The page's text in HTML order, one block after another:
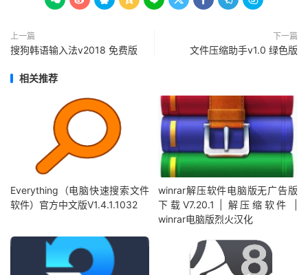
上一篇
搜狗韩语输入法v2018 免费版
下一篇
文件压缩助手v1.0 绿色版
相关推荐
Everything（电脑快速搜索文件
软件）官方中文版V1.4.1.1032
winrar解压软件电脑版无广告版
下载V7.20.1 | 解压缩软件 |
winrar电脑版烈火汉化